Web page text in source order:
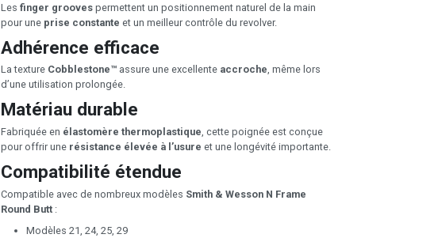
Les finger grooves permettent un positionnement naturel de la main
pour une prise constante et un meilleur contrôle du revolver.
Adhérence efficace
La texture Cobblestone™ assure une excellente accroche, même lors
d’une utilisation prolongée.
Matériau durable
Fabriquée en élastomère thermoplastique, cette poignée est conçue
pour offrir une résistance élevée à l’usure et une longévité importante.
Compatibilité étendue
Compatible avec de nombreux modèles Smith & Wesson N Frame
Round Butt :
Modèles 21, 24, 25, 29